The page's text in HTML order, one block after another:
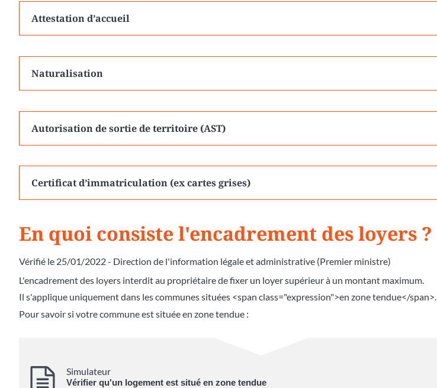
Attestation d’accueil
Naturalisation
Autorisation de sortie de territoire (AST)
Certificat d’immatriculation (ex cartes grises)
En quoi consiste l'encadrement des loyers ?
Vérifié le 25/01/2022 - Direction de l'information légale et administrative (Premier ministre)
L'encadrement des loyers interdit au propriétaire de fixer un loyer supérieur à un montant maximum.
Il s'applique uniquement dans les communes situées <span class="expression">en zone tendue</span>.
Pour savoir si votre commune est située en zone tendue :
Simulateur
Vérifier qu'un logement est situé en zone tendue